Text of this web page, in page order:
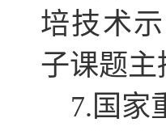
培技术示
子课题主
7.国家